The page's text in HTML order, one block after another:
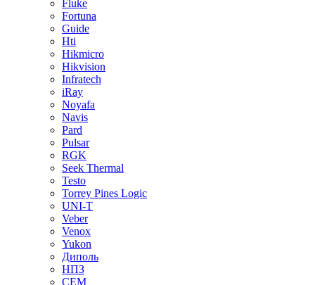
Fluke
Fortuna
Guide
Hti
Hikmicro
Hikvision
Infratech
iRay
Noyafa
Navis
Pard
Pulsar
RGK
Seek Thermal
Testo
Torrey Pines Logic
UNI-T
Veber
Venox
Yukon
Диполь
НПЗ
СЕМ